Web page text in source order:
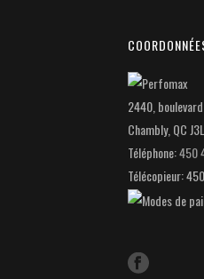
2440,
Chambly,QC
Téléphone:450
Télécopieur: